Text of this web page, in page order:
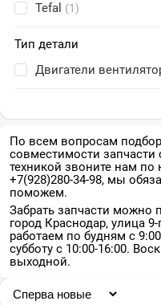
Tefal (1)
Тип детали
Двигатели
По всем вопросам
совместимости запчасти
техникой звоните нам по
+7(928)280-34-98, мы
поможем.
Забрать запчасти можно
город Краснодар, улица
работаем по будням с
субботу с 10:00-16:00.
выходной.